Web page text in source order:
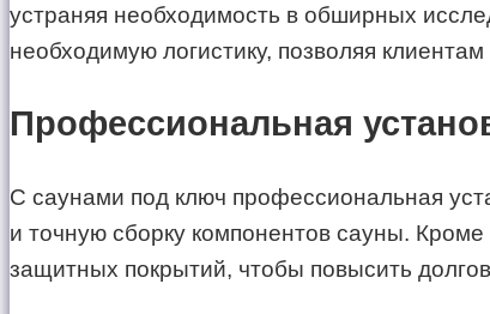
устраняя необходимость в обширных
необходимую логистику, позволяя
Профессиональная
С саунами под ключ профессиональная
и точную сборку компонентов сауны. Кроме
защитных покрытий, чтобы повысить